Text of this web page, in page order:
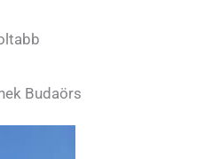
Budaörs